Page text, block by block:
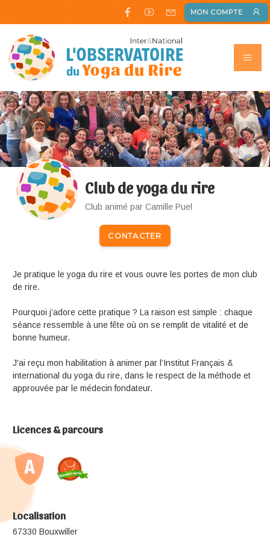
MON COMPTE
Club de yoga du rire
Club animé par Camille Puel
CONTACTER
Je pratique le yoga du rire et vous ouvre les portes de mon club
de rire.
Pourquoi j’adore cette pratique ? La raison est simple : chaque
séance ressemble à une fête où on se remplit de vitalité et de
bonne humeur.
J'ai reçu mon habilitation à animer par l’Institut Français &
international du yoga du rire, dans le respect de la méthode et
approuvée par le médecin fondateur.
Licences & parcours
Localisation
67330 Bouxwiller